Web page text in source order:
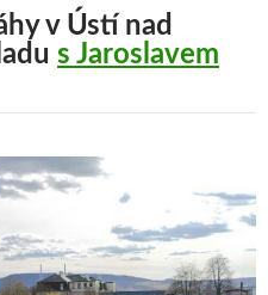
v Ústí nad
s Jaroslavem